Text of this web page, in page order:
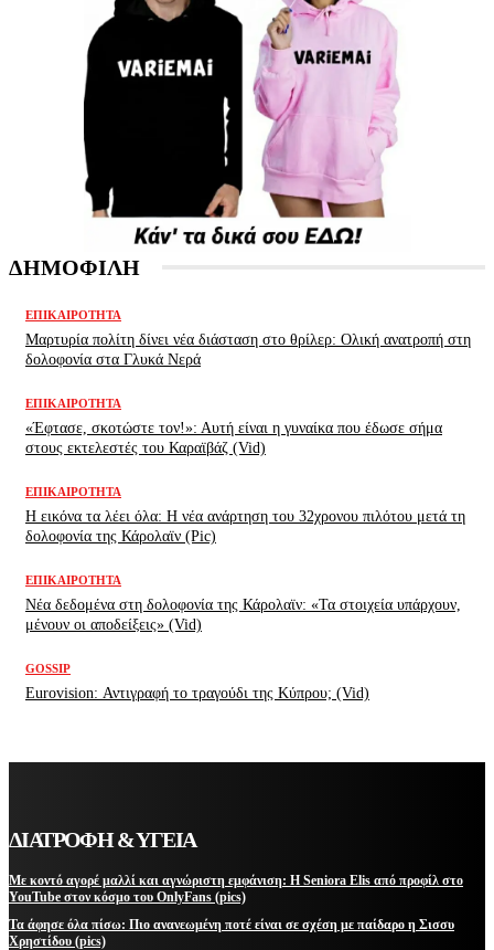
ΔΗΜΟΦΙΛΗ
ΕΠΙΚΑΙΡΌΤΗΤΑ
Μαρτυρία πολίτη δίνει νέα διάσταση στο θρίλερ: Ολική ανατροπή στη
δολοφονία στα Γλυκά Νερά
ΕΠΙΚΑΙΡΌΤΗΤΑ
«Έφτασε, σκοτώστε τον!»: Αυτή είναι η γυναίκα που έδωσε σήμα
στους εκτελεστές του Καραϊβάζ (Vid)
ΕΠΙΚΑΙΡΌΤΗΤΑ
H εικόνα τα λέει όλα: H νέα ανάρτηση του 32χρονου πιλότου μετά τη
δολοφονία της Κάρολαϊν (Pic)
ΕΠΙΚΑΙΡΌΤΗΤΑ
Νέα δεδομένα στη δολοφονία της Κάρολαϊν: «Τα στοιχεία υπάρχουν,
μένουν οι αποδείξεις» (Vid)
GOSSIP
Eurovision: Αντιγραφή το τραγούδι της Κύπρου; (Vid)
ΔΙΑΤΡΟΦΗ & ΥΓΕΙΑ
Με κοντό αγορέ μαλλί και αγνώριστη εμφάνιση: Η Seniora Elis από προφίλ στο
YouTube στον κόσμο του OnlyFans (pics)
Τα άφησε όλα πίσω: Πιο ανανεωμένη ποτέ είναι σε σχέση με παίδαρο η Σισσυ
Χρηστίδου (pics)